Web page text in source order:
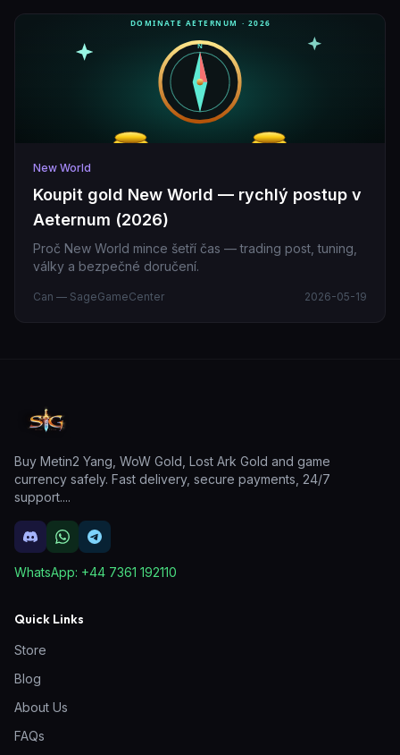
New World
Koupit gold New World — rychlý postup v
Aeternum (2026)
Proč New World mince šetří čas — trading post, tuning,
války a bezpečné doručení.
Can — SageGameCenter 2026-05-19
Buy Metin2 Yang, WoW Gold, Lost Ark Gold and game
currency safely. Fast delivery, secure payments, 24/7
support....
WhatsApp: +44 7361 192110
Quick Links
Store
Blog
About Us
FAQs